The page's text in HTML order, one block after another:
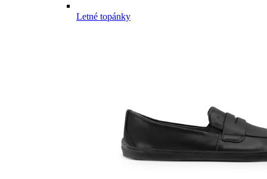
Letné topánky